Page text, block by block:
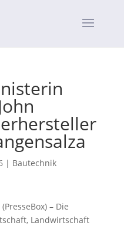
| Bautechnik
– Die
Landwirtschaft